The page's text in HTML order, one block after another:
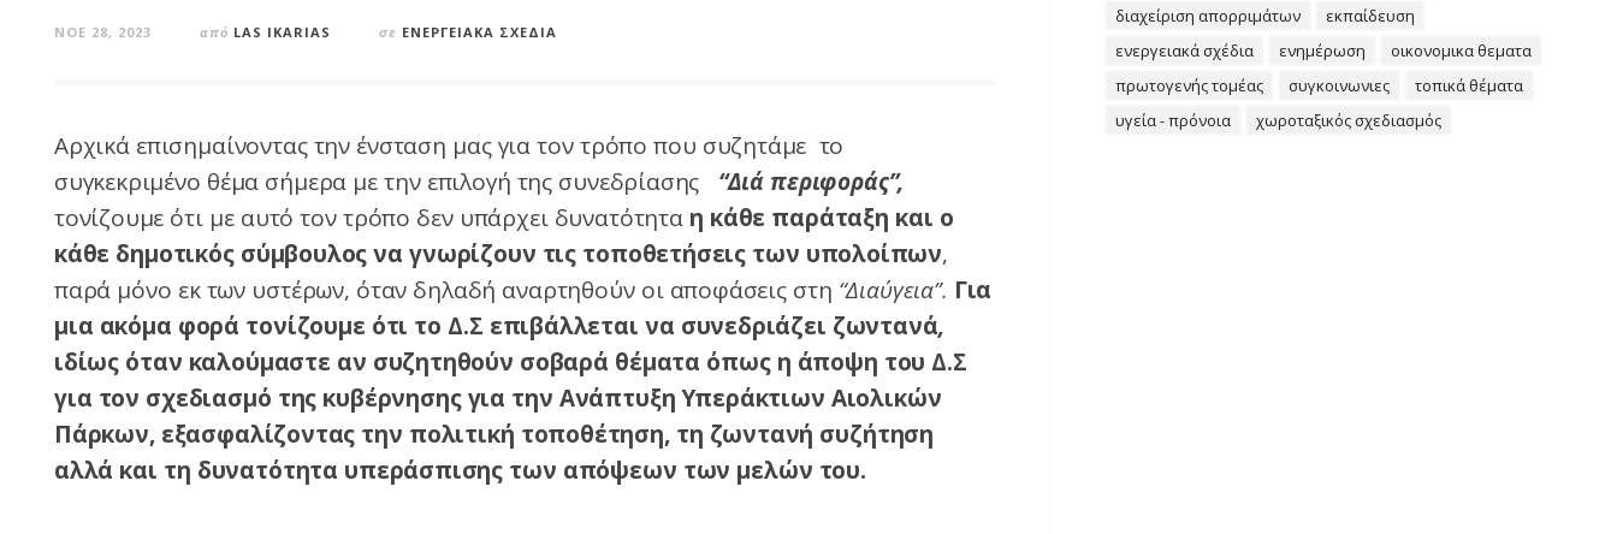
ΝΟΈ 28, 2023 από LAS IKARIAS σε ΕΝΕΡΓΕΙΑΚΆ ΣΧΈΔΙΑ
Αρχικά επισημαίνοντας την ένσταση μας για τον τρόπο που συζητάμε το
συγκεκριμένο θέμα σήμερα με την επιλογή της συνεδρίασης “Διά περιφοράς”,
τονίζουμε ότι με αυτό τον τρόπο δεν υπάρχει δυνατότητα η κάθε παράταξη και ο
κάθε δημοτικός σύμβουλος να γνωρίζουν τις τοποθετήσεις των υπολοίπων,
παρά μόνο εκ των υστέρων, όταν δηλαδή αναρτηθούν οι αποφάσεις στη “Διαύγεια”. Για
μια ακόμα φορά τονίζουμε ότι το Δ.Σ επιβάλλεται να συνεδριάζει ζωντανά,
ιδίως όταν καλούμαστε αν συζητηθούν σοβαρά θέματα όπως η άποψη του Δ.Σ
για τον σχεδιασμό της κυβέρνησης για την Ανάπτυξη Υπεράκτιων Αιολικών
Πάρκων, εξασφαλίζοντας την πολιτική τοποθέτηση, τη ζωντανή συζήτηση
αλλά και τη δυνατότητα υπεράσπισης των απόψεων των μελών του.
διαχείριση απορριμάτων
εκπαίδευση
ενεργειακά σχέδια
ενημέρωση
οικονομικα θεματα
πρωτογενής τομέας
συγκοινωνιες
τοπικά θέματα
υγεία - πρόνοια
χωροταξικός σχεδιασμός